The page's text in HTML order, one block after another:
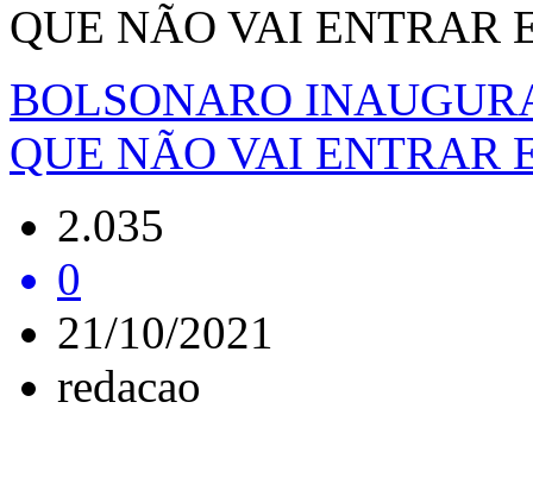
QUE NÃO VAI ENTRAR
BOLSONARO
QUE NÃO VAI ENTRAR
2.035
0
21/10/2021
redacao